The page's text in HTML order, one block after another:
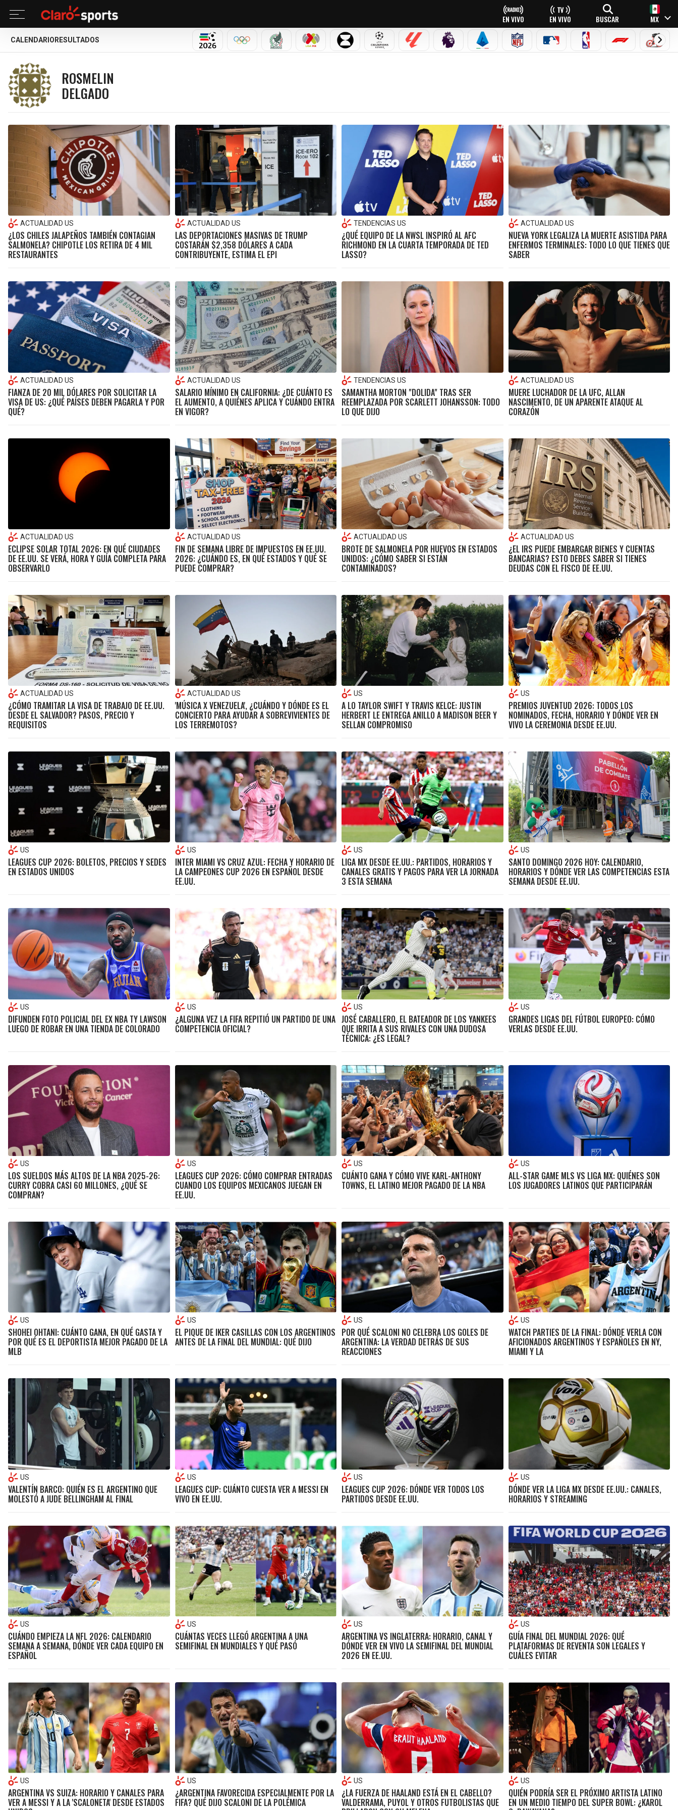
EN VIVO EN VIVO BUSCAR MX
CALENDARIO RESULTADOS
MUNDIAL 2026OLÍMPICOSSELECCIÓN MEXICANA
LIGA MX LEAGUES CUPCHAMPIONS LEAGUE
LALIGA PREMIER LEAGUE
SERIE A NFL MLB NBA FÓRMULA 1
ROSMELIN
DELGADO
ACTUALIDAD US
¿LOS CHILES JALAPEÑOS TAMBIÉN CONTAGIAN
SALMONELA? CHIPOTLE LOS RETIRA DE 4 MIL
RESTAURANTES
ACTUALIDAD US
LAS DEPORTACIONES MASIVAS DE TRUMP
COSTARÁN $2,358 DÓLARES A CADA
CONTRIBUYENTE, ESTIMA EL EPI
TENDENCIAS US
¿QUÉ EQUIPO DE LA NWSL INSPIRÓ AL AFC
RICHMOND EN LA CUARTA TEMPORADA DE TED
LASSO?
ACTUALIDAD US
NUEVA YORK LEGALIZA LA MUERTE ASISTIDA PARA
ENFERMOS TERMINALES: TODO LO QUE TIENES QUE
SABER
ACTUALIDAD US
FIANZA DE 20 MIL DÓLARES POR SOLICITAR LA
VISA DE US: ¿QUÉ PAÍSES DEBEN PAGARLA Y POR
QUÉ?
ACTUALIDAD US
SALARIO MÍNIMO EN CALIFORNIA: ¿DE CUÁNTO ES
EL AUMENTO, A QUIÉNES APLICA Y CUÁNDO ENTRA
EN VIGOR?
TENDENCIAS US
SAMANTHA MORTON "DOLIDA" TRAS SER
REEMPLAZADA POR SCARLETT JOHANSSON: TODO
LO QUE DIJO
ACTUALIDAD US
MUERE LUCHADOR DE LA UFC, ALLAN
NASCIMENTO, DE UN APARENTE ATAQUE AL
CORAZÓN
ACTUALIDAD US
ECLIPSE SOLAR TOTAL 2026: EN QUÉ CIUDADES
DE EE.UU. SE VERÁ, HORA Y GUÍA COMPLETA PARA
OBSERVARLO
ACTUALIDAD US
FIN DE SEMANA LIBRE DE IMPUESTOS EN EE.UU.
2026: ¿CUÁNDO ES, EN QUÉ ESTADOS Y QUÉ SE
PUEDE COMPRAR?
ACTUALIDAD US
BROTE DE SALMONELA POR HUEVOS EN ESTADOS
UNIDOS: ¿CÓMO SABER SI ESTÁN
CONTAMINADOS?
ACTUALIDAD US
¿EL IRS PUEDE EMBARGAR BIENES Y CUENTAS
BANCARIAS? ESTO DEBES SABER SI TIENES
DEUDAS CON EL FISCO DE EE.UU.
ACTUALIDAD US
¿CÓMO TRAMITAR LA VISA DE TRABAJO DE EE.UU.
DESDE EL SALVADOR? PASOS, PRECIO Y
REQUISITOS
ACTUALIDAD US
'MÚSICA X VENEZUELA', ¿CUÁNDO Y DÓNDE ES EL
CONCIERTO PARA AYUDAR A SOBREVIVIENTES DE
LOS TERREMOTOS?
US
A LO TAYLOR SWIFT Y TRAVIS KELCE: JUSTIN
HERBERT LE ENTREGA ANILLO A MADISON BEER Y
SELLAN COMPROMISO
US
PREMIOS JUVENTUD 2026: TODOS LOS
NOMINADOS, FECHA, HORARIO Y DÓNDE VER EN
VIVO LA CEREMONIA DESDE EE.UU.
US
LEAGUES CUP 2026: BOLETOS, PRECIOS Y SEDES
EN ESTADOS UNIDOS
US
INTER MIAMI VS CRUZ AZUL: FECHA Y HORARIO DE
LA CAMPEONES CUP 2026 EN ESPAÑOL DESDE
EE.UU.
US
LIGA MX DESDE EE.UU.: PARTIDOS, HORARIOS Y
CANALES GRATIS Y PAGOS PARA VER LA JORNADA
3 ESTA SEMANA
US
SANTO DOMINGO 2026 HOY: CALENDARIO,
HORARIOS Y DÓNDE VER LAS COMPETENCIAS ESTA
SEMANA DESDE EE.UU.
US
DIFUNDEN FOTO POLICIAL DEL EX NBA TY LAWSON
LUEGO DE ROBAR EN UNA TIENDA DE COLORADO
US
¿ALGUNA VEZ LA FIFA REPITIÓ UN PARTIDO DE UNA
COMPETENCIA OFICIAL?
US
JOSÉ CABALLERO, EL BATEADOR DE LOS YANKEES
QUE IRRITA A SUS RIVALES CON UNA DUDOSA
TÉCNICA: ¿ES LEGAL?
US
GRANDES LIGAS DEL FÚTBOL EUROPEO: CÓMO
VERLAS DESDE EE.UU.
US
LOS SUELDOS MÁS ALTOS DE LA NBA 2025-26:
CURRY COBRA CASI 60 MILLONES, ¿QUÉ SE
COMPRAN?
US
LEAGUES CUP 2026: CÓMO COMPRAR ENTRADAS
CUANDO LOS EQUIPOS MEXICANOS JUEGAN EN
EE.UU.
US
CUÁNTO GANA Y CÓMO VIVE KARL-ANTHONY
TOWNS, EL LATINO MEJOR PAGADO DE LA NBA
US
ALL-STAR GAME MLS VS LIGA MX: QUIÉNES SON
LOS JUGADORES LATINOS QUE PARTICIPARÁN
US
SHOHEI OHTANI: CUÁNTO GANA, EN QUÉ GASTA Y
POR QUÉ ES EL DEPORTISTA MEJOR PAGADO DE LA
MLB
US
EL PIQUE DE IKER CASILLAS CON LOS ARGENTINOS
ANTES DE LA FINAL DEL MUNDIAL: QUÉ DIJO
US
POR QUÉ SCALONI NO CELEBRA LOS GOLES DE
ARGENTINA: LA VERDAD DETRÁS DE SUS
REACCIONES
US
WATCH PARTIES DE LA FINAL: DÓNDE VERLA CON
AFICIONADOS ARGENTINOS Y ESPAÑOLES EN NY,
MIAMI Y LA
US
VALENTÍN BARCO: QUIÉN ES EL ARGENTINO QUE
MOLESTÓ A JUDE BELLINGHAM AL FINAL
US
LEAGUES CUP: CUÁNTO CUESTA VER A MESSI EN
VIVO EN EE.UU.
US
LEAGUES CUP 2026: DÓNDE VER TODOS LOS
PARTIDOS DESDE EE.UU.
US
DÓNDE VER LA LIGA MX DESDE EE.UU.: CANALES,
HORARIOS Y STREAMING
US
CUÁNDO EMPIEZA LA NFL 2026: CALENDARIO
SEMANA A SEMANA, DÓNDE VER CADA EQUIPO EN
ESPAÑOL
US
CUÁNTAS VECES LLEGÓ ARGENTINA A UNA
SEMIFINAL EN MUNDIALES Y QUÉ PASÓ
US
ARGENTINA VS INGLATERRA: HORARIO, CANAL Y
DÓNDE VER EN VIVO LA SEMIFINAL DEL MUNDIAL
2026 EN EE.UU.
US
GUÍA FINAL DEL MUNDIAL 2026: QUÉ
PLATAFORMAS DE REVENTA SON LEGALES Y
CUÁLES EVITAR
US
ARGENTINA VS SUIZA: HORARIO Y CANALES PARA
VER A MESSI Y A LA 'SCALONETA' DESDE ESTADOS
US
¿ARGENTINA FAVORECIDA ESPECIALMENTE POR LA
FIFA? QUÉ DIJO SCALONI DE LA POLÉMICA
US
¿LA FUERZA DE HAALAND ESTÁ EN EL CABELLO?
VALDERRAMA, PUYOL Y OTROS FUTBOLISTAS QUE
US
QUIÉN PODRÍA SER EL PRÓXIMO ARTISTA LATINO
EN UN MEDIO TIEMPO DEL SUPER BOWL: ¿KAROL